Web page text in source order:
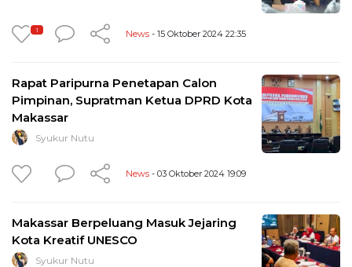
1 News - 15 Oktober 2024 22:35
Rapat Paripurna Penetapan Calon
Pimpinan, Supratman Ketua DPRD Kota
Makassar
Syukur Nutu
News - 03 Oktober 2024 19:09
Makassar Berpeluang Masuk Jejaring
Kota Kreatif UNESCO
Syukur Nutu